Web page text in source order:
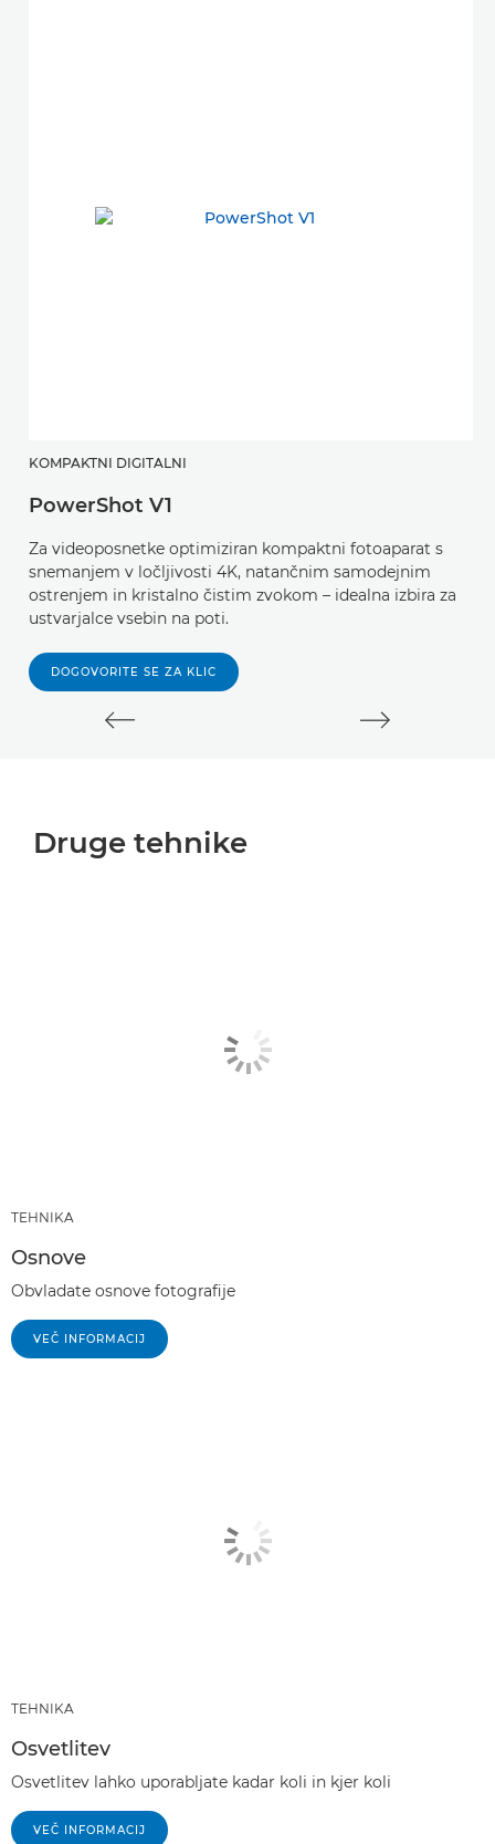
KOMPAKTNI DIGITALNI
PowerShot V1
Za videoposnetke optimiziran kompaktni fotoaparat s
snemanjem v ločljivosti 4K, natančnim samodejnim
ostrenjem in kristalno čistim zvokom – idealna izbira za
ustvarjalce vsebin na poti.
DOGOVORITE SE ZA KLIC
Druge tehnike
TEHNIKA
Osnove
Obvladate osnove fotografije
VEČ INFORMACIJ
TEHNIKA
Osvetlitev
Osvetlitev lahko uporabljate kadar koli in kjer koli
VEČ INFORMACIJ